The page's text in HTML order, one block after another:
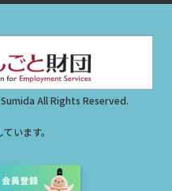
All Rights Reserved.
います。